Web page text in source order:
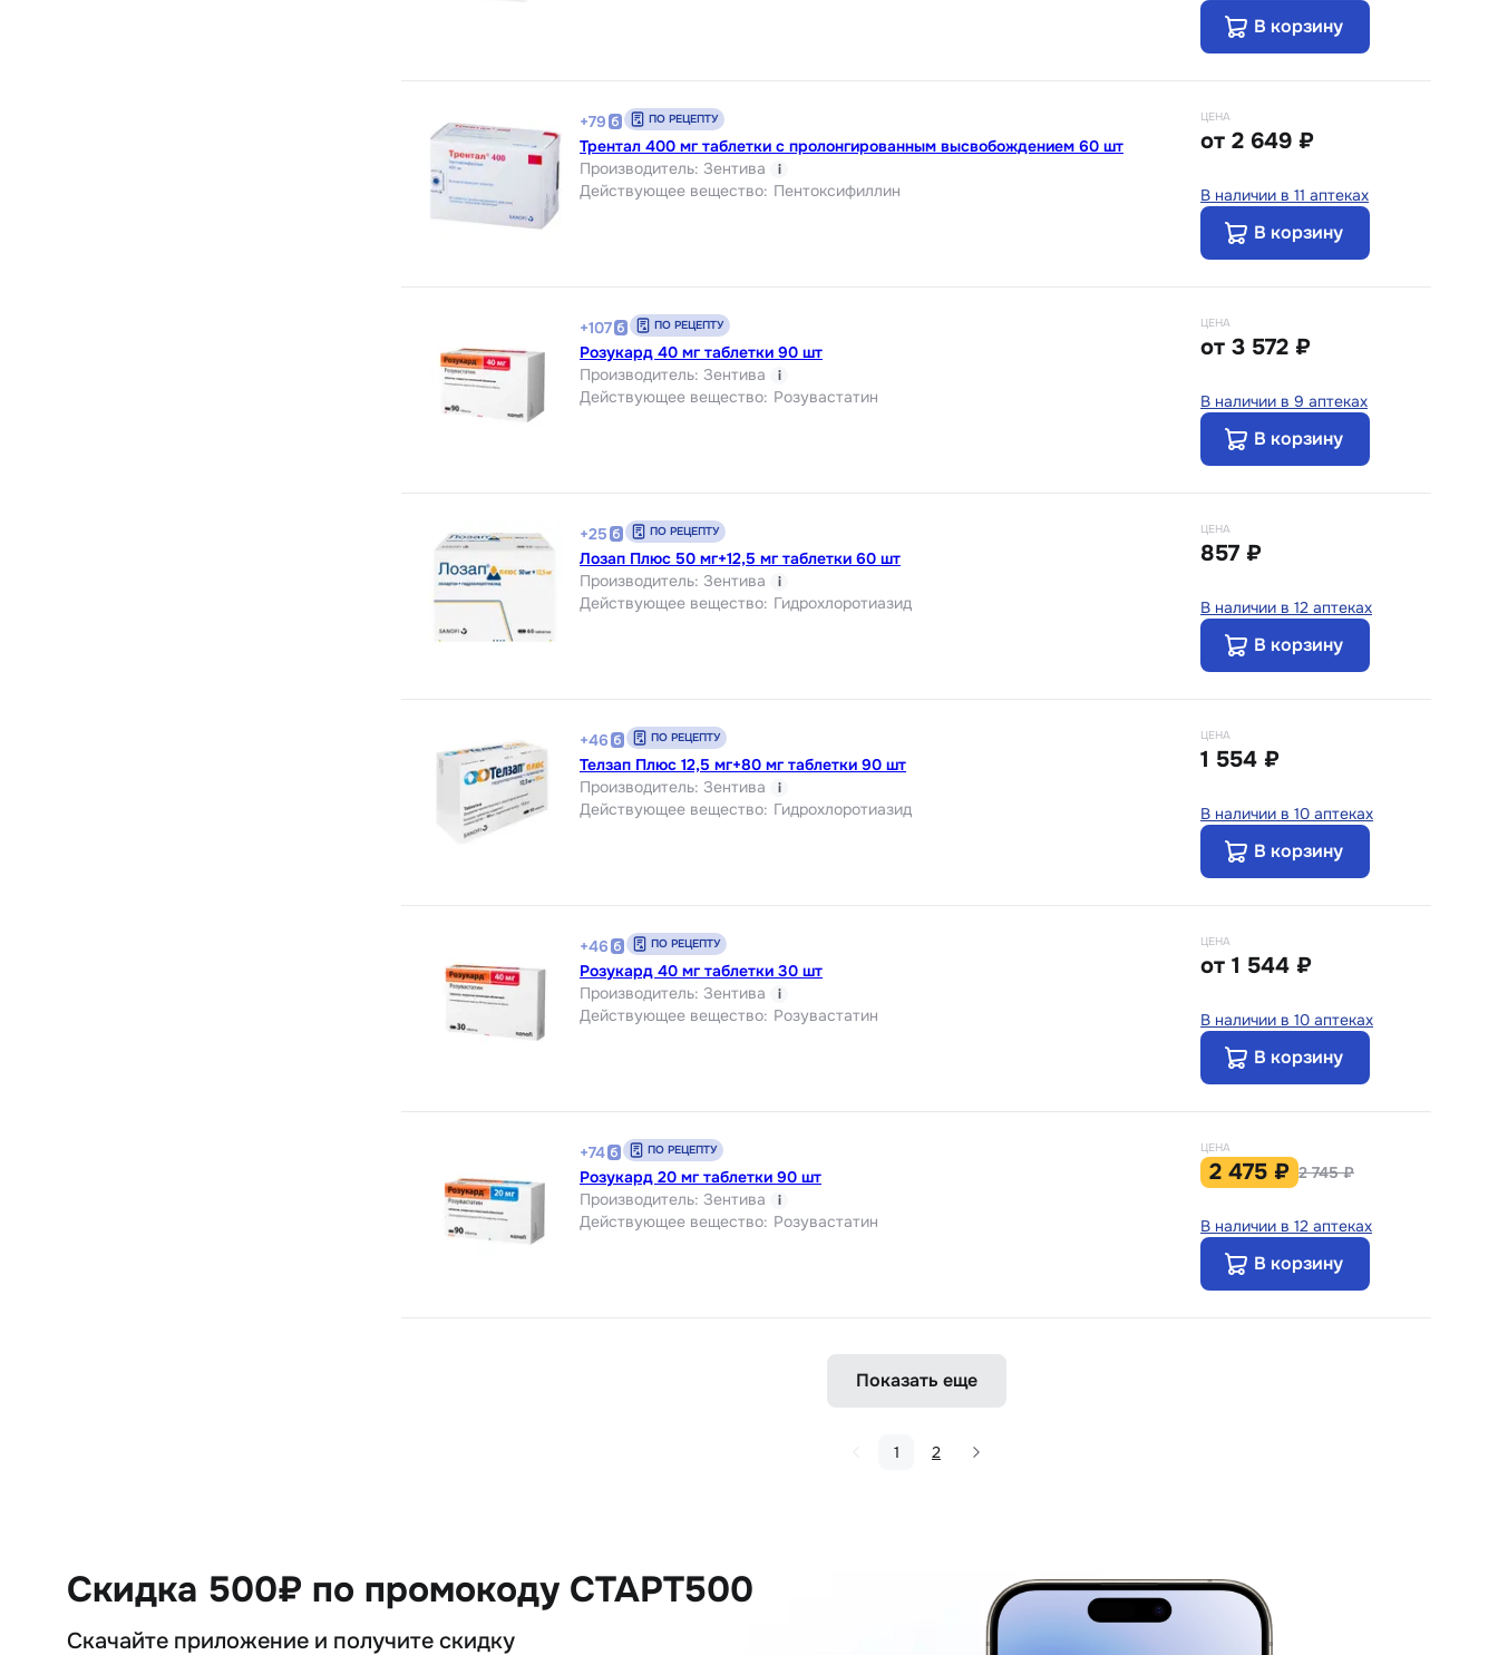
В корзину
+79 ПО РЕЦЕПТУ
Трентал 400 мг таблетки с пролонгированным высвобождением 60 шт
Производитель: Зентива i
Действующее вещество: Пентоксифиллин
ЦЕНА
от 2 649 ₽
В наличии в 11 аптеках
В корзину
+107 ПО РЕЦЕПТУ
Розукард 40 мг таблетки 90 шт
Производитель: Зентива i
Действующее вещество: Розувастатин
ЦЕНА
от 3 572 ₽
В наличии в 9 аптеках
В корзину
+25 ПО РЕЦЕПТУ
Лозап Плюс 50 мг+12,5 мг таблетки 60 шт
Производитель: Зентива i
Действующее вещество: Гидрохлоротиазид
ЦЕНА
857 ₽
В наличии в 12 аптеках
В корзину
+46 ПО РЕЦЕПТУ
Телзап Плюс 12,5 мг+80 мг таблетки 90 шт
Производитель: Зентива i
Действующее вещество: Гидрохлоротиазид
ЦЕНА
1 554 ₽
В наличии в 10 аптеках
В корзину
+46 ПО РЕЦЕПТУ
Розукард 40 мг таблетки 30 шт
Производитель: Зентива i
Действующее вещество: Розувастатин
ЦЕНА
от 1 544 ₽
В наличии в 10 аптеках
В корзину
+74 ПО РЕЦЕПТУ
Розукард 20 мг таблетки 90 шт
Производитель: Зентива i
Действующее вещество: Розувастатин
ЦЕНА
2 475 ₽ 2 745 ₽
В наличии в 12 аптеках
В корзину
Показать еще
1 2
Скидка 500₽ по промокоду СТАРТ500
Скачайте приложение и получите скидку